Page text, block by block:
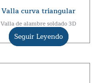
Valla curva triangular
Valla de alambre soldado 3D
Seguir Leyendo